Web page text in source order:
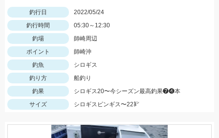
釣行日
2022/05/24
釣行時間
05:30～12:30
釣場
師崎周辺
ポイント
師崎沖
釣魚
シロギス
釣り方
船釣り
釣果
シロギス20〜今シーズン最高釣果❼❹本
サイズ
シロギスピンギス〜22㌢